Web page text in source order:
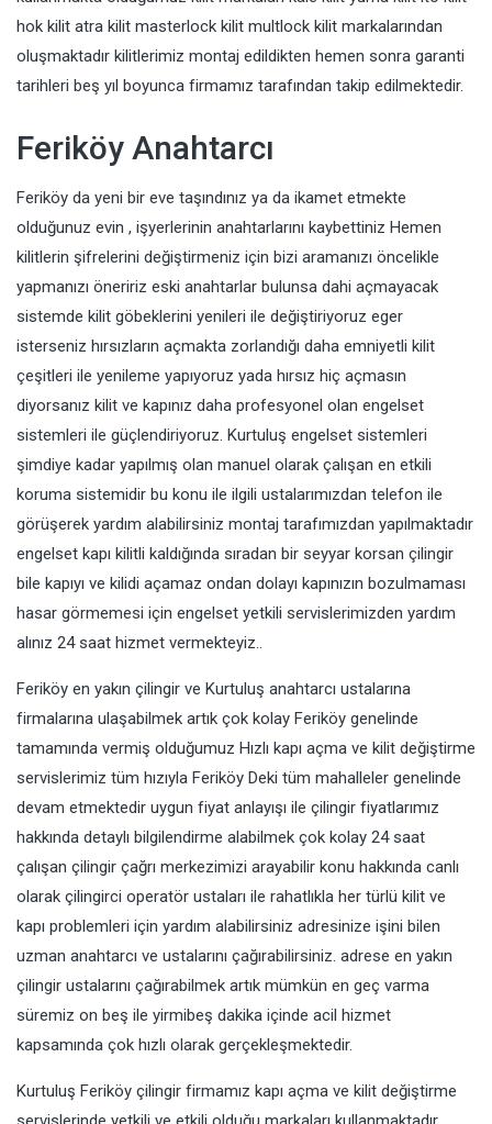
hok kilit atra kilit masterlock kilit multlock kilit markalarından
oluşmaktadır kilitlerimiz montaj edildikten hemen sonra garanti
tarihleri beş yıl boyunca firmamız tarafından takip edilmektedir.
Feriköy Anahtarcı
Feriköy da yeni bir eve taşındınız ya da ikamet etmekte
olduğunuz evin , işyerlerinin anahtarlarını kaybettiniz Hemen
kilitlerin şifrelerini değiştirmeniz için bizi aramanızı öncelikle
yapmanızı öneririz eski anahtarlar bulunsa dahi açmayacak
sistemde kilit göbeklerini yenileri ile değiştiriyoruz eger
isterseniz hırsızların açmakta zorlandığı daha emniyetli kilit
çeşitleri ile yenileme yapıyoruz yada hırsız hiç açmasın
diyorsanız kilit ve kapınız daha profesyonel olan engelset
sistemleri ile güçlendiriyoruz. Kurtuluş engelset sistemleri
şimdiye kadar yapılmış olan manuel olarak çalışan en etkili
koruma sistemidir bu konu ile ilgili ustalarımızdan telefon ile
görüşerek yardım alabilirsiniz montaj tarafımızdan yapılmaktadır
engelset kapı kilitli kaldığında sıradan bir seyyar korsan çilingir
bile kapıyı ve kilidi açamaz ondan dolayı kapınızın bozulmaması
hasar görmemesi için engelset yetkili servislerimizden yardım
alınız 24 saat hizmet vermekteyiz..
Feriköy en yakın çilingir ve Kurtuluş anahtarcı ustalarına
firmalarına ulaşabilmek artık çok kolay Feriköy genelinde
tamamında vermiş olduğumuz Hızlı kapı açma ve kilit değiştirme
servislerimiz tüm hızıyla Feriköy Deki tüm mahalleler genelinde
devam etmektedir uygun fiyat anlayışı ile çilingir fiyatlarımız
hakkında detaylı bilgilendirme alabilmek çok kolay 24 saat
çalışan çilingir çağrı merkezimizi arayabilir konu hakkında canlı
olarak çilingirci operatör ustaları ile rahatlıkla her türlü kilit ve
kapı problemleri için yardım alabilirsiniz adresinize işini bilen
uzman anahtarcı ve ustalarını çağırabilirsiniz. adrese en yakın
çilingir ustalarını çağırabilmek artık mümkün en geç varma
süremiz on beş ile yirmibeş dakika içinde acil hizmet
kapsamında çok hızlı olarak gerçekleşmektedir.
Kurtuluş Feriköy çilingir firmamız kapı açma ve kilit değiştirme